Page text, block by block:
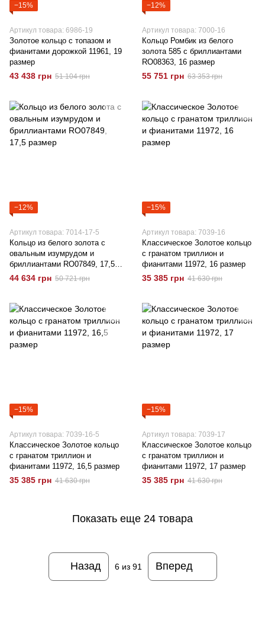
−15%
Артикул товара: 6986-19
Золотое кольцо с топазом и
фианитами дорожкой 11961, 19
размер
43 438 грн 51 104 грн
−12%
Артикул товара: 7000-16
Кольцо Ромбик из белого
золота 585 с бриллиантами
RO08363, 16 размер
55 751 грн 63 353 грн
−12%
Артикул товара: 7014-17-5
Кольцо из белого золота с
овальным изумрудом и
бриллиантами RO07849, 17,5
размер
44 634 грн 50 721 грн
−15%
Артикул товара: 7039-16
Классическое Золотое кольцо
с гранатом триллион и
фианитами 11972, 16 размер
35 385 грн 41 630 грн
−15%
Артикул товара: 7039-16-5
Классическое Золотое кольцо
с гранатом триллион и
фианитами 11972, 16,5 размер
35 385 грн 41 630 грн
−15%
Артикул товара: 7039-17
Классическое Золотое кольцо
с гранатом триллион и
фианитами 11972, 17 размер
35 385 грн 41 630 грн
Показать еще 24 товара
Назад 6из 91 Вперед